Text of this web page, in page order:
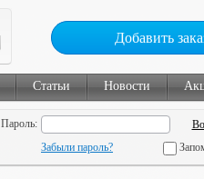
Добавить
Статьи Новости
Пароль:
Забыли пароль?